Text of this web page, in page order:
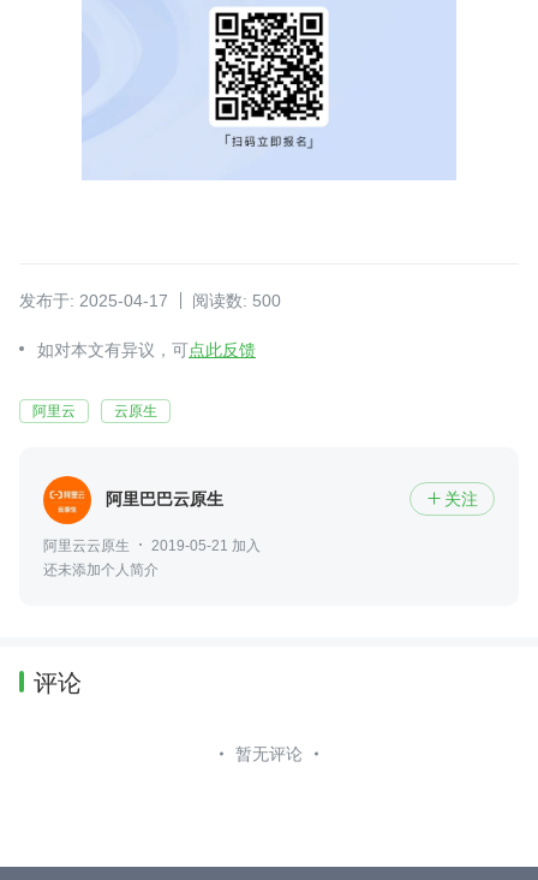
发布于: 2025-04-17 阅读数: 500
如对本文有异议，可点此反馈
阿里云 云原生
阿里巴巴云原生  关注
阿里云云原生
2019-05-21 加入
还未添加个人简介
评论
暂无评论